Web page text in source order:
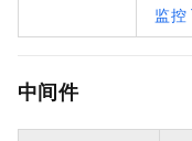
监控
中间件